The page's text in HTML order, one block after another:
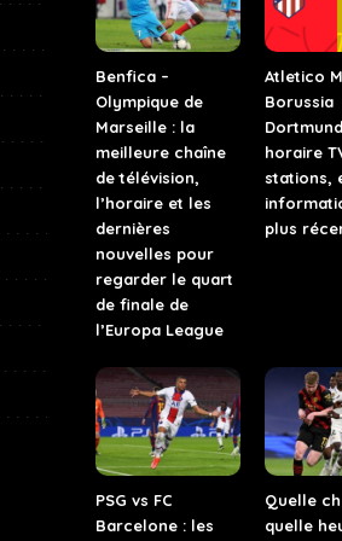
Benfica –
Olympique de
Marseille : la
meilleure chaîne
de télévision,
l’horaire et les
dernières
nouvelles pour
regarder le quart
de finale de
l’Europa League
Atletico
Borussia
horaire
stations,
plus
PSG vs FC
Barcelone : les
Quelle
quelle